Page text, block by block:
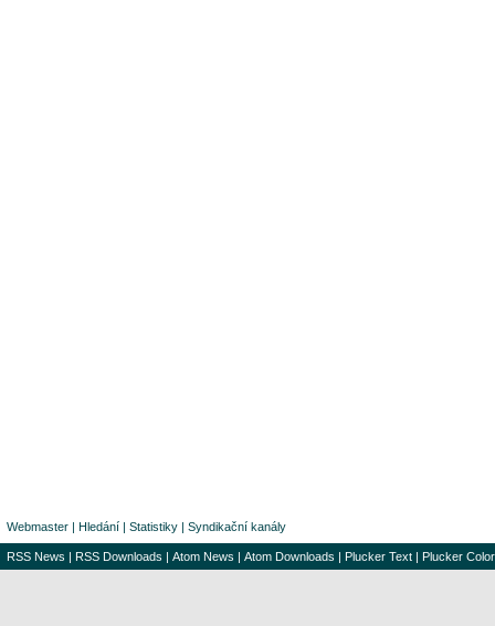
Webmaster | Hledání | Statistiky | Syndikační kanály
RSS News | RSS Downloads | Atom News | Atom Downloads | Plucker Text | Plucker Color